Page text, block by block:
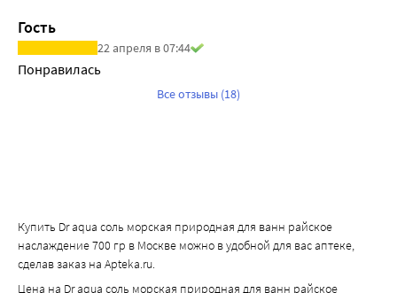
Гость
22 апреля в 07:44
Понравилась
Все отзывы (18)
Купить Dr aqua соль морская природная для ванн райское
наслаждение 700 гр в Москве можно в удобной для вас аптеке,
сделав заказ на Apteka.ru.
Цена на Dr aqua соль морская природная для ванн райское